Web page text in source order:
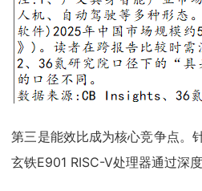
第三是能效比成为核心竞争点。
玄铁E901 RISC-V处理器通过深